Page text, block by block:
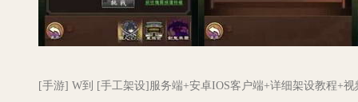
[手游] W到 [手工架设]服务端+安卓IOS客户端+详细架设教程+视